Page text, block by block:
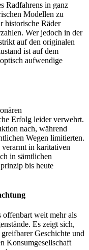
Radfahrens in ganz
Modellen zu
historische Räder
Wer jedoch in der
auf den originalen
ist auf dem
aufwendige
Erfolg leider verwehrt.
nach, während
Wegen limitierten.
in karitativen
in sämtlichen
bis heute
offenbart weit mehr als
Es zeigt sich,
Geschichte und
Konsumgesellschaft